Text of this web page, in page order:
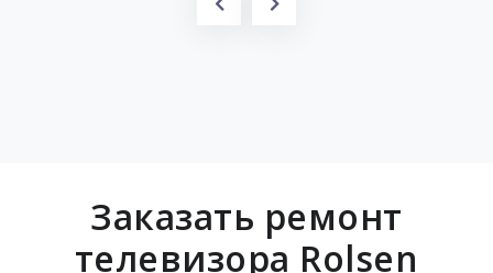
Заказать ремонт
телевизора Rolsen